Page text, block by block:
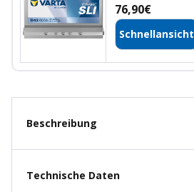
Angebotspreis
76,90€
Schnellansicht
Beschreibung
Technische Daten